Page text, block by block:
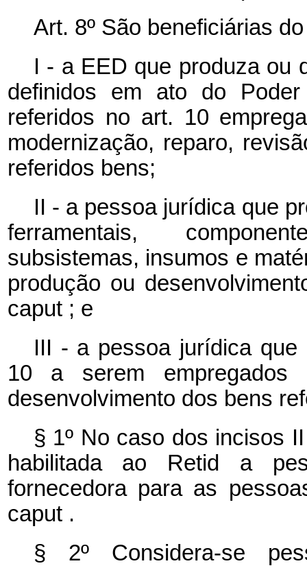
Art. 8º São beneficiárias
I - a EED que produza ou
definidos em ato do
referidos no art. 10
modernização, reparo,
referidos bens;
II - a pessoa jurídica que
ferramentais,
subsistemas, insumos e
produção ou
caput ; e
III - a pessoa jurídica
10 a serem empregados
desenvolvimento dos bens
§ 1º No caso dos incisos
habilitada ao Retid a
fornecedora para as
caput .
§ 2º Considera-se